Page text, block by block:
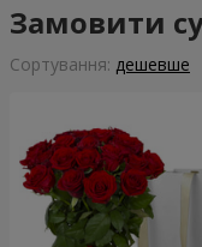
Замовити
Сортування: дешевше